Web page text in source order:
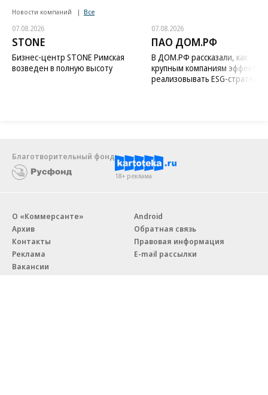
Новости компаний Все
07.08.2026
STONE
Бизнес-центр STONE Римская
возведен в полную высоту
07.08.2026
ПАО ДОМ.РФ
В ДОМ.РФ рассказали, как
крупным компаниям
реализовывать ESG-стратегию
Благотворительный фонд
18+ реклама
О «Коммерсанте»
Архив
Контакты
Реклама
Вакансии
Android
Обратная связь
Правовая информация
E-mail рассылки